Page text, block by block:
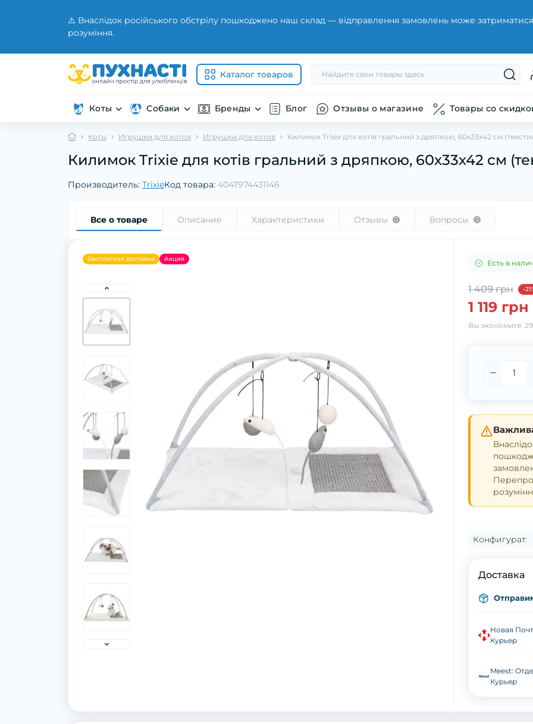
⚠️ Внаслідок російського обстрілу пошкоджено наш склад — відправлення замовлень може затриматися
розуміння.
Каталог товаров
Коты Собаки Бренды Блог Отзывы о магазине Товары со
Коты Игрушки для котов Игрушки для котов Килимок Trixie для котів гральний з дряпкою, 60х33х42 см
Килимок Trixie для котів гральний з дряпкою, 60х33х42 см
Производитель: TrixieКод товара: 4047974431146
Все о товаре Описание Характеристики Отзывы 0 Вопросы 0
Бесплатная доставка Акция Есть в
1 409 грн -
1 119 грн
Вы экономите:
Конфигурат:
Доставка
Отправим
Новая
Курьер
Meest:
Курьер